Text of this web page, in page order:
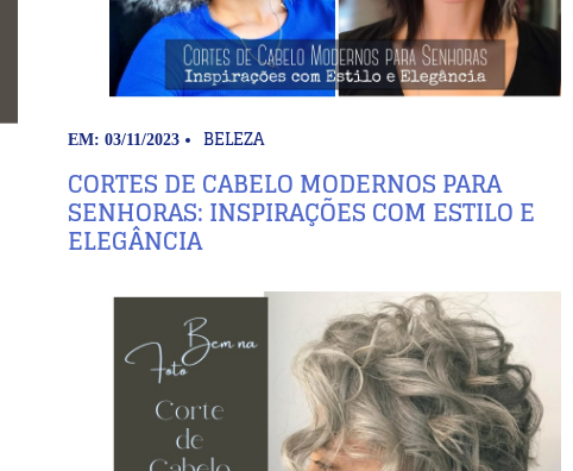
EM: 03/11/2023 BELEZA
CORTES DE CABELO MODERNOS PARA
SENHORAS: INSPIRAÇÕES COM ESTILO E
ELEGÂNCIA